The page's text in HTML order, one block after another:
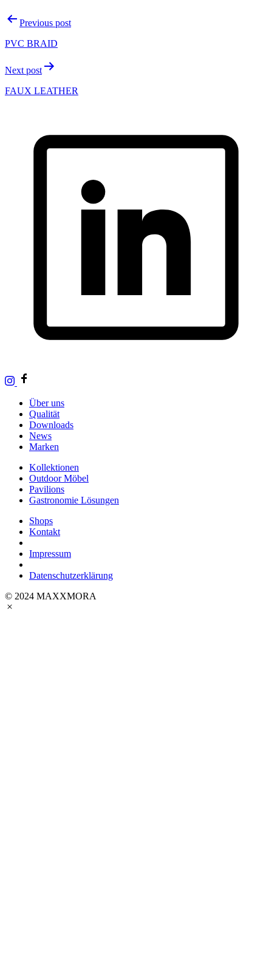
Beitragsnavigation
Previous post
PVC BRAID
Next post
FAUX LEATHER
Über uns
Qualität
Downloads
News
Marken
Kollektionen
Outdoor Möbel
Pavilions
Gastronomie Lösungen
Shops
Kontakt
Impressum
Datenschutzerklärung
© 2024 MAXXMORA